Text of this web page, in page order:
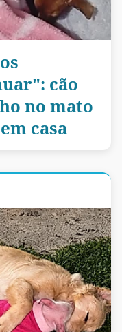
cão
no mato
casa